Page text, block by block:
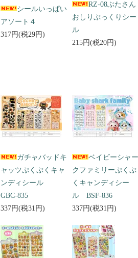
シールいっぱい
アソート４
317円(税29円)
RZ-08ぶたさん
おしりぷっくりシー
ル
215円(税20円)
ガチャバッドキ
ャッツぷくぷくキャ
ンディシール
GBC-835
337円(税31円)
ベイビーシャー
クファミリーぷくぷ
くキャンディシー
ル BSF-836
337円(税31円)